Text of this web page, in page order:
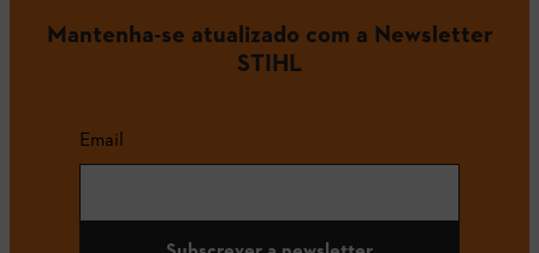
Mantenha-se atualizado com a Newsletter
STIHL
Email